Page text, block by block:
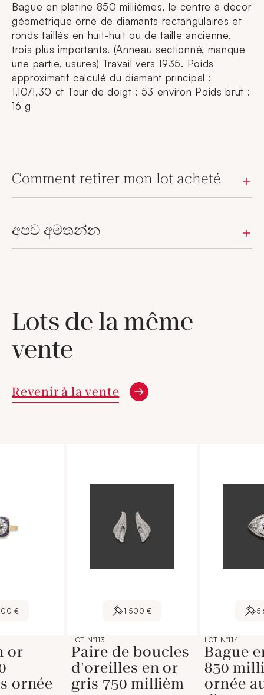
Bague en platine 850 millièmes, le centre à décor
géométrique orné de diamants rectangulaires et
ronds taillés en huit-huit ou de taille ancienne,
trois plus importants. (Anneau sectionné, manque
une partie, usures) Travail vers 1935. Poids
approximatif calculé du diamant principal :
1,10/1,30 ct Tour de doigt : 53 environ Poids brut :
16 g
Comment retirer mon lot acheté
අපව අමතන්න
Lots de la même
vente
Revenir à la vente
€
or
ornée
1 500 €
LOT N°113
Paire de boucles
d'oreilles en or
gris 750 millièm
5
LOT N°114
Bague
850
ornée